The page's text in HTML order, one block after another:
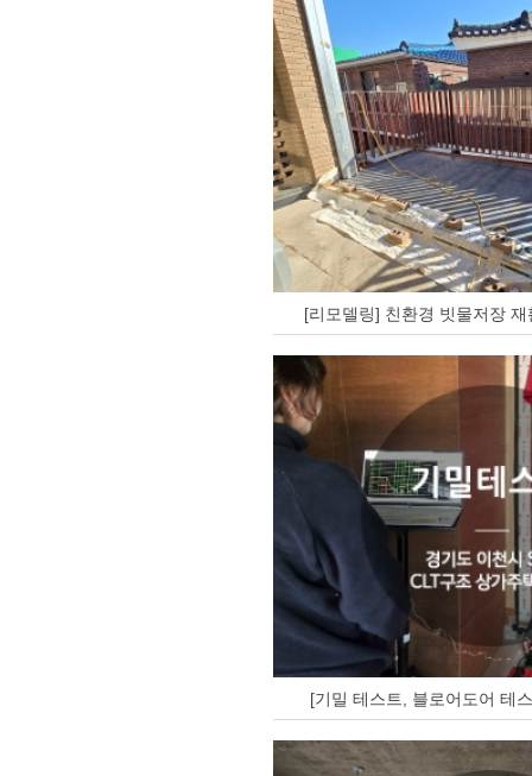
[리모델링] 친환경 빗물저장
[기밀 테스트, 블로어도어 테